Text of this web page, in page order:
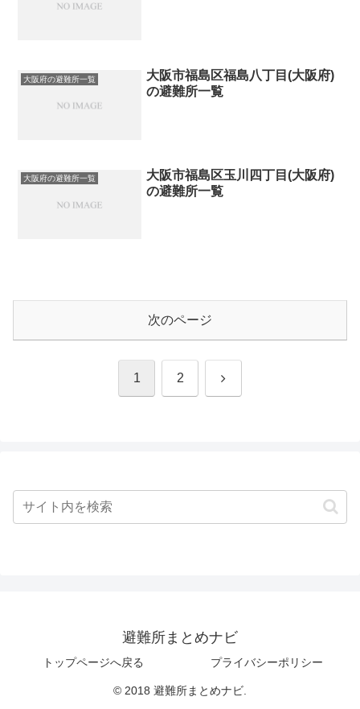
大阪府の避難所一覧
大阪市福島区福島八丁目(大阪府)
の避難所一覧
大阪府の避難所一覧
大阪市福島区玉川四丁目(大阪府)
の避難所一覧
次のページ
1 2 次
避難所まとめナビ
トップページへ戻る プライバシーポリシー
© 2018 避難所まとめナビ.